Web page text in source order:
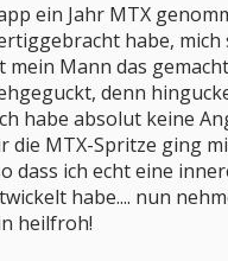
ein Jahr MTX
habe, mich
mein Mann das
denn
habe absolut keine
die MTX-Spritze ging
dass ich echt eine
habe.... nun
heilfroh!